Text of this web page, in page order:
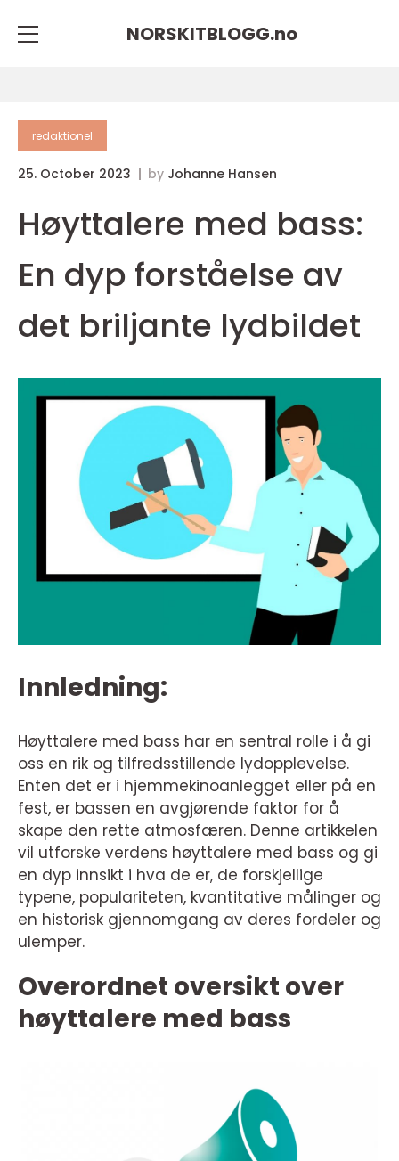
NORSKITBLOGG.no
redaktionel
25. October 2023 by Johanne Hansen
Høyttalere med bass:
En dyp forståelse av
det briljante lydbildet
Innledning:
Høyttalere med bass har en sentral rolle i å gi
oss en rik og tilfredsstillende lydopplevelse.
Enten det er i hjemmekinoanlegget eller på en
fest, er bassen en avgjørende faktor for å
skape den rette atmosfæren. Denne artikkelen
vil utforske verdens høyttalere med bass og gi
en dyp innsikt i hva de er, de forskjellige
typene, populariteten, kvantitative målinger og
en historisk gjennomgang av deres fordeler og
ulemper.
Overordnet oversikt over
høyttalere med bass